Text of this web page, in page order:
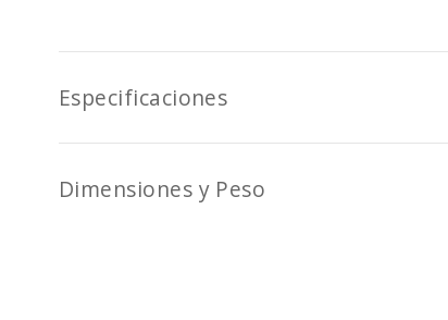
Especificaciones
Dimensiones y Peso